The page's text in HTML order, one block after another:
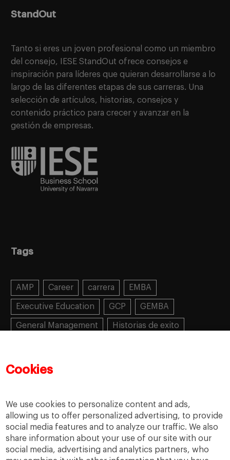
Cookies
We use cookies to personalize content and ads,
allowing us to offer personalized advertising, to provide
social media features and to analyze our traffic. We also
share information about your use of our site with our
social media, advertising and analytics partners, who
StandOut
Tanto si eres un joven profesional como un miembro
del consejo, IESE StandOut ofrece consejos e
inspiración para líderes que quieran desarrollarse a lo
largo de las diferentes etapas de sus carreras. Una
selección de artículos, historias, consejos y
contenido práctico para crecer y avanzar en la
gestión de empresas.
Tags
AMP Career carrera EMBA
Executive Education GCP GEMBA
General Management Historias de exito
Mujeres emprendedoras
Success stories Women in business